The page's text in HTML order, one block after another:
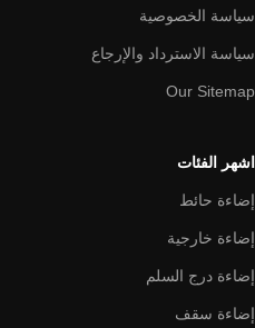
سياسة الخصوصية
سياسة الاسترداد والإرجاع
Our Sitemap
اشهر الفئات
إضاءة حائط
إضاءة خارجية
إضاءة درج السلم
إضاءة سقف